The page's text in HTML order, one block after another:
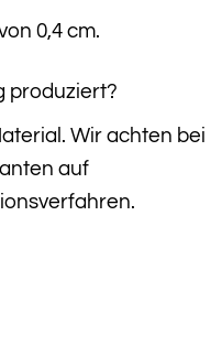
0,4 cm.
produziert?
Wir achten bei
auf